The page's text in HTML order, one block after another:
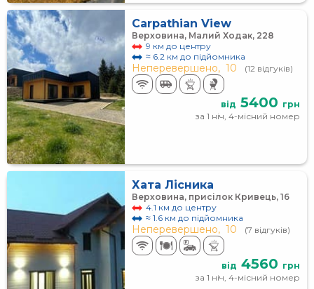
Carpathian View
Верховина, Малий Ходак, 228
9 км до центру
≈ 6.2 км до підйомника
Неперевершено, 10 (12 відгуків)
від 5400 грн
за 1 ніч, 4-місний номер
Хата Лісника
Верховина, присілок Кривець, 16
4.1 км до центру
≈ 1.6 км до підйомника
Неперевершено, 10 (7 відгуків)
від 4560 грн
за 1 ніч, 4-місний номер